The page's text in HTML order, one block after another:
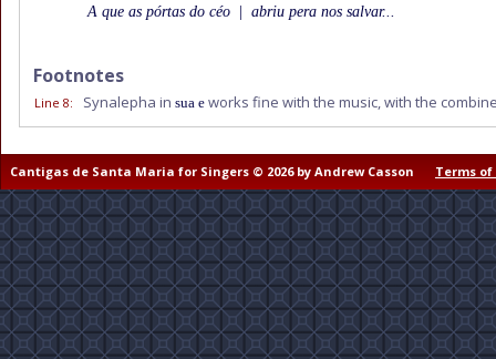
A que as pórtas do céo abriu pera nos salvar...
Footnotes
Line 8: Synalepha in sua e works fine with the music, with the
Cantigas de Santa Maria for Singers © 2026 by Andrew Casson Terms of